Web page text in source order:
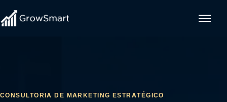
CONSULTORIA DE MARKETING ESTRATÉGICO